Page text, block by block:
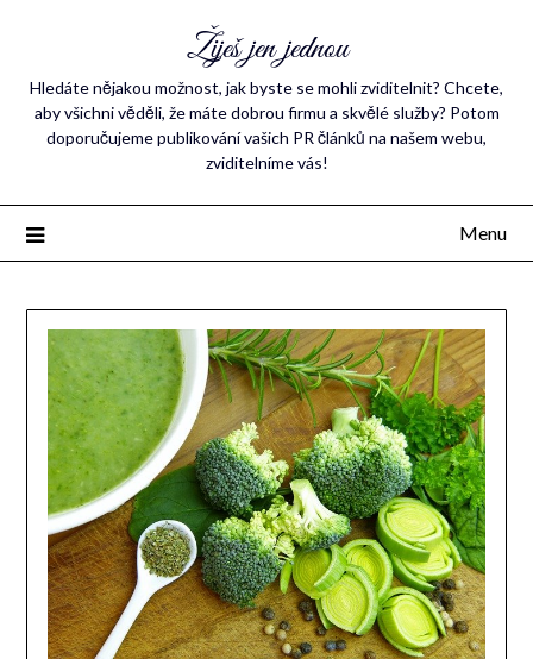
Žiješ jen jednou
Hledáte nějakou možnost, jak byste se mohli zviditelnit? Chcete,
aby všichni věděli, že máte dobrou firmu a skvělé služby? Potom
doporučujeme publikování vašich PR článků na našem webu,
zviditelníme vás!
Menu